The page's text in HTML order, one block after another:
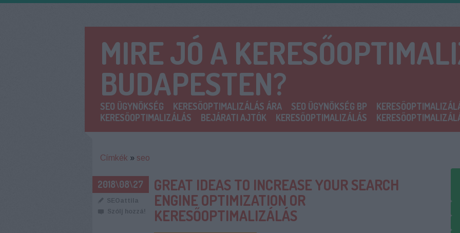
MIRE JÓ A
BUDAPESTEN?
SEO ÜGYNÖKSÉG KERESŐOPTIMALIZÁLÁS ÁRA SEO ÜGYNÖKSÉG BP
KERESŐOPTIMALIZÁLÁS
BEJÁRATI AJTÓK KERESŐOPTIMALIZÁLÁS
Címkék » seo
2018\08\27
SEOattila
Szólj hozzá!
GREAT IDEAS TO INCREASE YOUR SEARCH
ENGINE OPTIMIZATION OR
KERESŐOPTIMALIZÁLÁS